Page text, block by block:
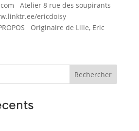
Atelier 8 rue des soupirants
ericdoisy
Originaire de Lille, Eric
Rechercher